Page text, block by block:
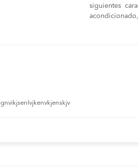
siguientes